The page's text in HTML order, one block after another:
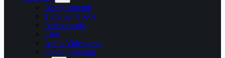
Abbigliamento
Tutto per il bebè
Arredamento
Libri
App e Videogame
Sconti e omaggi